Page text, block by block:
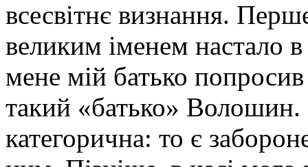
всесвітнє визнання.
великим іменем настало
мене мій батько попросив
такий «батько» Волошин.
категорична: то є